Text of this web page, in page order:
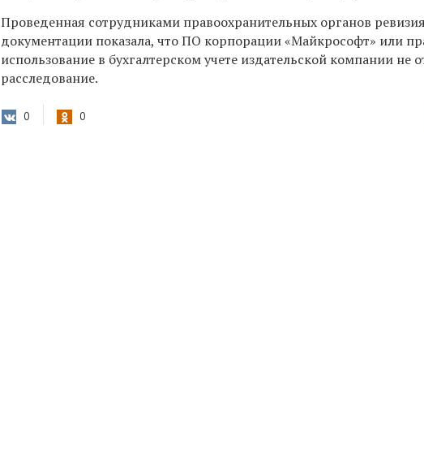
Проведенная сотрудниками правоохранительных органов
документации показала, что ПО корпорации «Майкрософт» или
использование в бухгалтерском учете издательской компании не
расследование.
0 0